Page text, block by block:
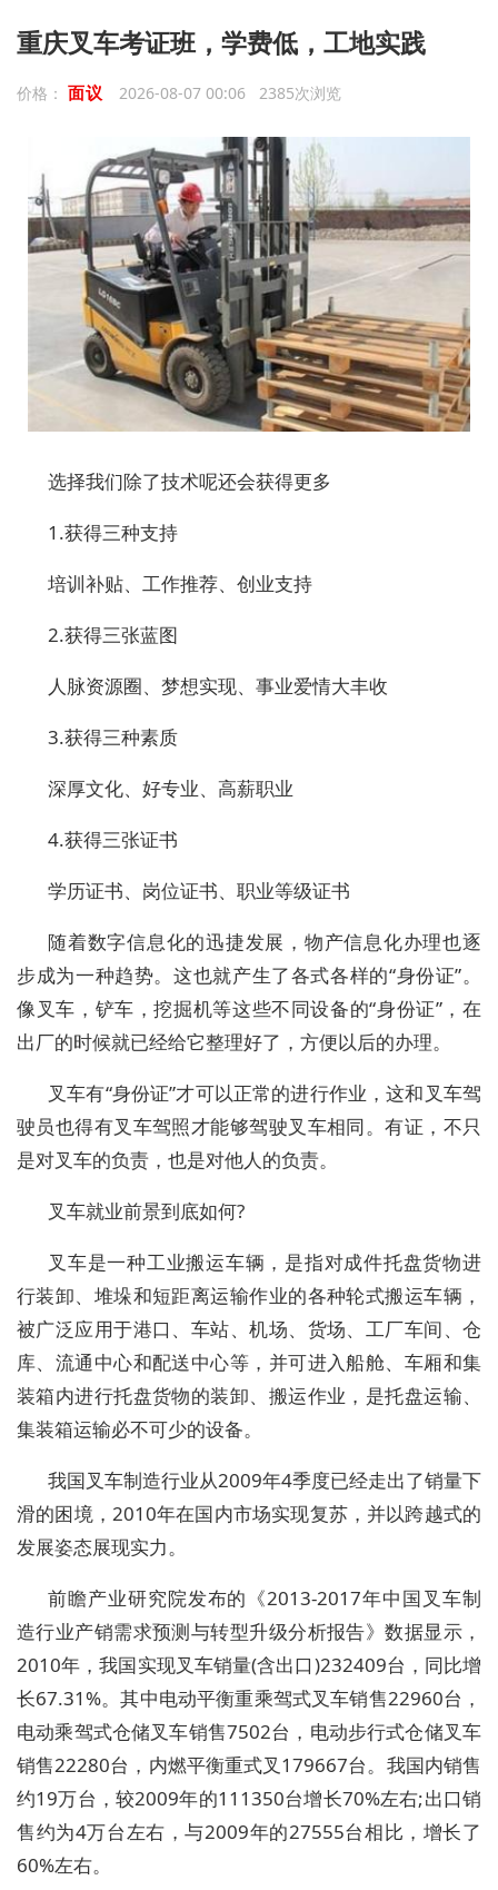
重庆叉车考证班，学费低，工地实践
价格： 面议 2026-08-07 00:06 2385次浏览
选择我们除了技术呢还会获得更多
1.获得三种支持
培训补贴、工作推荐、创业支持
2.获得三张蓝图
人脉资源圈、梦想实现、事业爱情大丰收
3.获得三种素质
深厚文化、好专业、高薪职业
4.获得三张证书
学历证书、岗位证书、职业等级证书
随着数字信息化的迅捷发展，物产信息化办理也逐
步成为一种趋势。这也就产生了各式各样的“身份证”。
像叉车，铲车，挖掘机等这些不同设备的“身份证”，在
出厂的时候就已经给它整理好了，方便以后的办理。
叉车有“身份证”才可以正常的进行作业，这和叉车驾
驶员也得有叉车驾照才能够驾驶叉车相同。有证，不只
是对叉车的负责，也是对他人的负责。
叉车就业前景到底如何?
叉车是一种工业搬运车辆，是指对成件托盘货物进
行装卸、堆垛和短距离运输作业的各种轮式搬运车辆，
被广泛应用于港口、车站、机场、货场、工厂车间、仓
库、流通中心和配送中心等，并可进入船舱、车厢和集
装箱内进行托盘货物的装卸、搬运作业，是托盘运输、
集装箱运输必不可少的设备。
我国叉车制造行业从2009年4季度已经走出了销量下
滑的困境，2010年在国内市场实现复苏，并以跨越式的
发展姿态展现实力。
前瞻产业研究院发布的《2013-2017年中国叉车制
造行业产销需求预测与转型升级分析报告》数据显示，
2010年，我国实现叉车销量(含出口)232409台，同比增
长67.31%。其中电动平衡重乘驾式叉车销售22960台，
电动乘驾式仓储叉车销售7502台，电动步行式仓储叉车
销售22280台，内燃平衡重式叉179667台。我国内销售
约19万台，较2009年的111350台增长70%左右;出口销
售约为4万台左右，与2009年的27555台相比，增长了
60%左右。